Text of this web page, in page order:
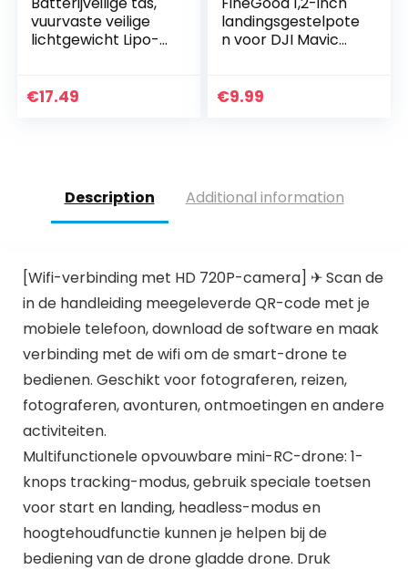
vuurvaste veilige
lichtgewicht Lipo-
handvat voor RC…
€17.49
landingsgestelpote
n voor DJI Mavic
r, hoogtevergroter
€9.99
Description Additional information
[Wifi-verbinding met HD 720P-camera] ✈ Scan de
in de handleiding meegeleverde QR-code met je
mobiele telefoon, download de software en maak
verbinding met de wifi om de smart-drone te
bedienen. Geschikt voor fotograferen, reizen,
fotograferen, avonturen, ontmoetingen en andere
activiteiten.
Multifunctionele opvouwbare mini-RC-drone: 1-
knops tracking-modus, gebruik speciale toetsen
voor start en landing, headless-modus en
hoogtehoudfunctie kunnen je helpen bij de
bediening van de drone gladde drone. Druk